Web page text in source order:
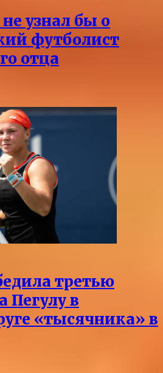
узнал бы о
футболист
отца
третью
Пегулу в
«тысячника» в